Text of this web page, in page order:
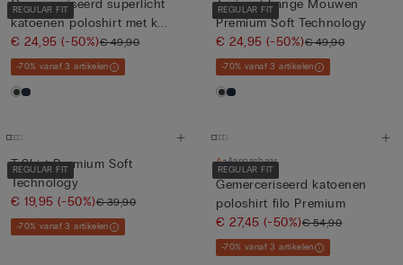
REGULAR FIT
Gemerceriseerd superlicht
katoenen poloshirt met k...
€ 24,95(-50%)€ 49,90
-70% vanaf 3 artikelen
REGULAR FIT
Trui met Lange Mouwen
Premium Soft Technology
€ 24,95(-50%)€ 49,90
-70% vanaf 3 artikelen
REGULAR FIT
T-Shirt Premium Soft
Technology
€ 19,95(-50%)€ 39,90
-70% vanaf 3 artikelen
REGULAR FIT
Aanpasbaar
Gemerceriseerd katoenen
poloshirt filo Premium
€ 27,45(-50%)€ 54,90
-70% vanaf 3 artikelen